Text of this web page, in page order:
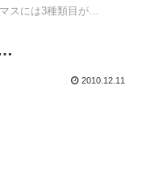
スには3種類目が…
2010.12.11